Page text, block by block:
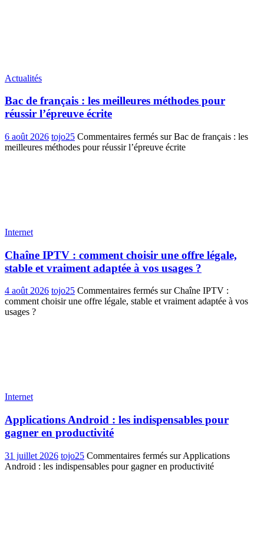
Actualités
Bac de français : les meilleures méthodes pour
réussir l’épreuve écrite
6 août 2026 tojo25 Commentaires fermés sur Bac de français : les
meilleures méthodes pour réussir l’épreuve écrite
Internet
Chaîne IPTV : comment choisir une offre légale,
stable et vraiment adaptée à vos usages ?
4 août 2026 tojo25 Commentaires fermés sur Chaîne IPTV :
comment choisir une offre légale, stable et vraiment adaptée à vos
usages ?
Internet
Applications Android : les indispensables pour
gagner en productivité
31 juillet 2026 tojo25 Commentaires fermés sur Applications
Android : les indispensables pour gagner en productivité